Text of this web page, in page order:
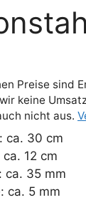
Preise sind
keine
nicht aus.
ca. 30 cm
12 cm
ca. 35 mm
ca. 5 mm